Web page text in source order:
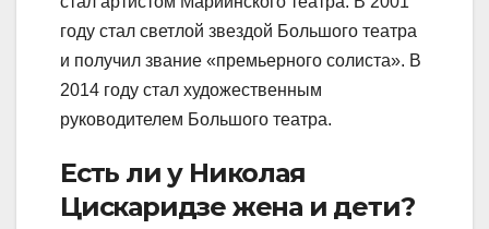
году стал светлой звездой Большого театра
и получил звание «премьерного солиста». В
2014 году стал художественным
руководителем Большого театра.
Есть ли у Николая
Цискаридзе жена и дети?